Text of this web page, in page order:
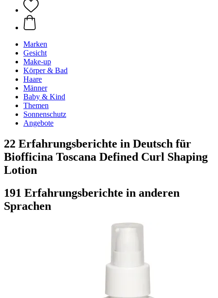
Marken
Gesicht
Make-up
Körper & Bad
Haare
Männer
Baby & Kind
Themen
Sonnenschutz
Angebote
22 Erfahrungsberichte in Deutsch für
Biofficina Toscana Defined Curl Shaping
Lotion
191 Erfahrungsberichte in anderen
Sprachen